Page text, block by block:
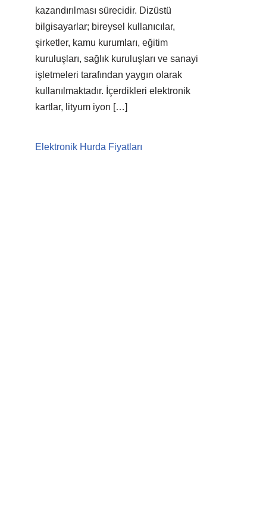
kazandırılması sürecidir. Dizüstü
bilgisayarlar; bireysel kullanıcılar,
şirketler, kamu kurumları, eğitim
kuruluşları, sağlık kuruluşları ve sanayi
işletmeleri tarafından yaygın olarak
kullanılmaktadır. İçerdikleri elektronik
kartlar, lityum iyon […]
Elektronik Hurda Fiyatları